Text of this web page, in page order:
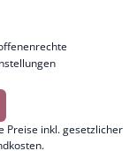
Preise inkl. gesetzlicher
.